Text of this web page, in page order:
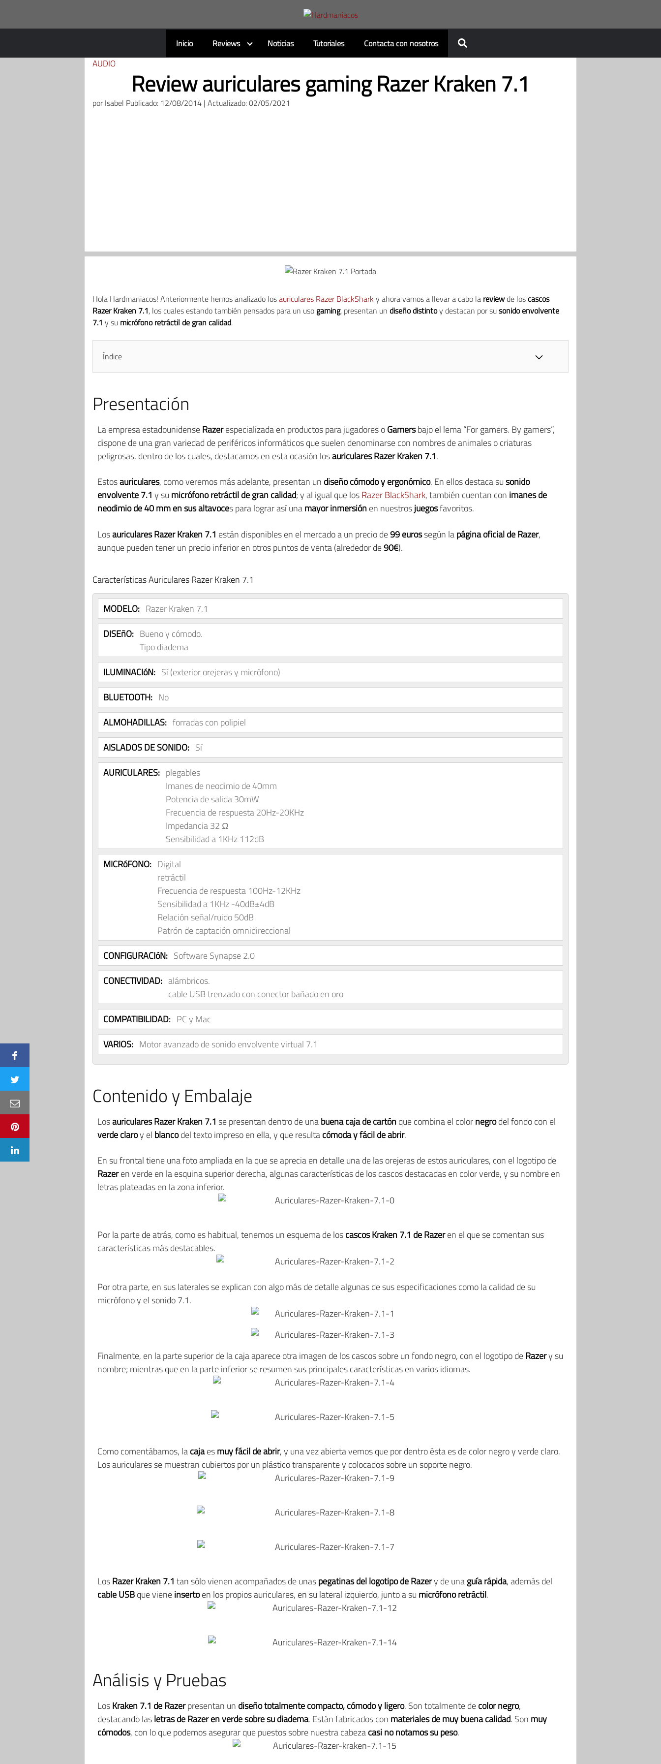
contenido
Inicio
Reviews Noticias Tutoriales Contacta con nosotros
AUDIO
Review auriculares gaming Razer Kraken 7.1
porIsabel Publicado: 12/08/2014 | Actualizado: 02/05/2021
Hola Hardmaniacos! Anteriormente hemos analizado losauriculares Razer BlackShark y ahora vamos a llevar a cabo la reviewde loscascos
Razer Kraken 7.1, los cuales estando también pensados para un uso gaming, presentan un diseño distintoy destacan por susonido envolvente
7.1 y su micrófono retráctil de gran calidad.
Índice
Presentación
La empresa estadounidenseRazerespecializada en productos para jugadores oGamersbajo el lema “For gamers. By gamers”,
dispone de una gran variedad de periféricos informáticos que suelen denominarse con nombres de animales o criaturas
peligrosas, dentro de los cuales, destacamos en esta ocasión losauriculares Razer Kraken 7.1.
Estosauriculares, como veremos más adelante, presentan un diseño cómodo y ergonómico. En ellos destaca susonido
envolvente 7.1 y su micrófono retráctil de gran calidad; y al igual que losRazer BlackShark, también cuentan con imanes de
neodimio de 40 mm en sus altavoces para lograr así unamayor inmersiónen nuestrosjuegosfavoritos.
Losauriculares Razer Kraken 7.1 están disponibles en el mercado a un precio de99 eurossegún lapágina oficial de Razer,
aunque pueden tener un precio inferior en otros puntos de venta (alrededor de90€).
Características Auriculares Razer Kraken 7.1
MODELO: Razer Kraken 7.1
DISEñO: Bueno y cómodo.
Tipo diadema
ILUMINACIóN: Sí (exterior orejeras y micrófono)
BLUETOOTH: No
ALMOHADILLAS: forradas con polipiel
AISLADOS DE SONIDO: Sí
AURICULARES: plegables
Imanes de neodimio de 40mm
Potencia de salida 30mW
Frecuencia de respuesta 20Hz-20KHz
Impedancia 32 Ω
Sensibilidad a 1KHz 112dB
MICRóFONO: Digital
retráctil
Frecuencia de respuesta 100Hz-12KHz
Sensibilidad a 1KHz -40dB±4dB
Relación señal/ruido 50dB
Patrón de captación omnidireccional
CONFIGURACIóN: Software Synapse 2.0
CONECTIVIDAD: alámbricos.
cable USB trenzado con conector bañado en oro
COMPATIBILIDAD: PC y Mac
VARIOS: Motor avanzado de sonido envolvente virtual 7.1
Contenido y Embalaje
Losauriculares Razer Kraken 7.1 se presentan dentro de unabuena caja de cartónque combina el colornegrodel fondo con el
verde claroy el blancodel texto impreso en ella, y que resultacómoda y fácil de abrir.
En su frontal tiene una foto ampliada en la que se aprecia en detalle una de las orejeras de estos auriculares, con el logotipo de
Razeren verde en la esquina superior derecha, algunas características de los cascos destacadas en color verde, y su nombre en
letras plateadas en la zona inferior.
Por la parte de atrás, como es habitual, tenemos un esquema de loscascos Kraken 7.1 de Razeren el que se comentan sus
características más destacables.
Por otra parte, en sus laterales se explican con algo más de detalle algunas de sus especificaciones como la calidad de su
micrófono y el sonido 7.1.
Finalmente, en la parte superior de la caja aparece otra imagen de los cascos sobre un fondo negro, con el logotipo deRazery su
nombre; mientras que en la parte inferior se resumen sus principales características en varios idiomas.
Como comentábamos, lacajaesmuy fácil de abrir, y una vez abierta vemos que por dentro ésta es de color negro y verde claro.
Los auriculares se muestran cubiertos por un plástico transparente y colocados sobre un soporte negro.
LosRazer Kraken 7.1 tan sólo vienen acompañados de unaspegatinas del logotipo de Razery de unaguía rápida, además del
cable USBque vieneinsertoen los propios auriculares, en su lateral izquierdo, junto a su micrófono retráctil.
Análisis y Pruebas
LosKraken 7.1 de Razerpresentan un diseño totalmente compacto, cómodo y ligero. Son totalmente decolor negro,
destacando lasletras de Razer en verde sobre su diadema. Están fabricados con materiales de muy buena calidad. Son muy
cómodos, con lo que podemos asegurar que puestos sobre nuestra cabezacasi no notamos su peso.